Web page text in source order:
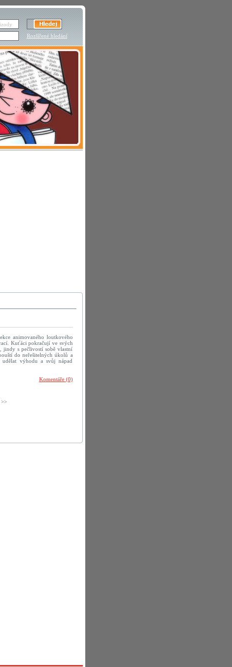
Rozšířené hledání
animovaného loutkového
Kuťáci pokračují ve svých
jindy s pečlivostí sobě vlastní
do neřešitelných úkolů a
výhodu a svůj nápad
Komentáře (0)
>>